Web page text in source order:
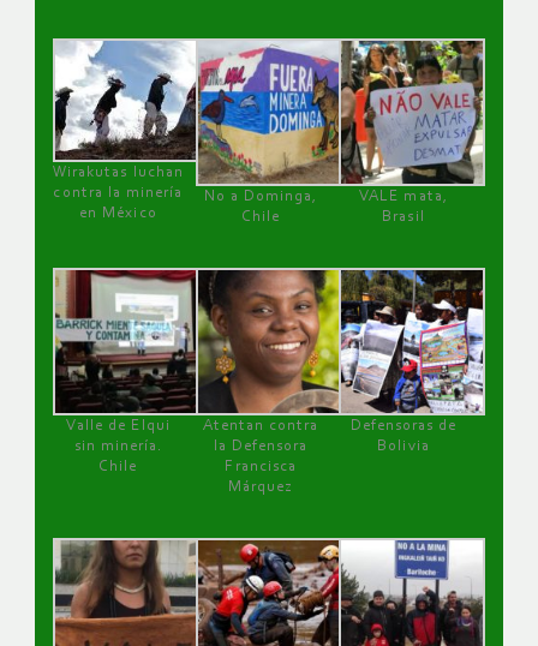
Wirakutas luchan
contra la minería
en México
No a Dominga,
Chile
VALE mata,
Brasil
Valle de Elqui
sin minería.
Chile
Atentan contra
la Defensora
Francisca
Márquez
Defensoras de
Bolivia